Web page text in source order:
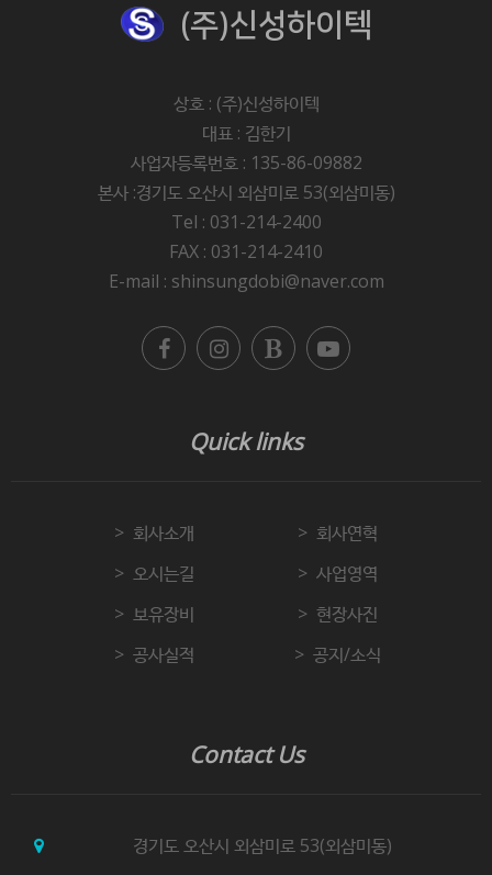
(주)신성하이텍
상호 : (주)신성하이텍
대표 : 김한기
사업자등록번호 : 135-86-09882
본사 :경기도 오산시 외삼미로 53(외삼미동)
Tel : 031-214-2400
FAX : 031-214-2410
E-mail : shinsungdobi@naver.com
Quick links
회사소개
회사연혁
오시는길
사업영역
보유장비
현장사진
공사실적
공지/소식
Contact Us
경기도 오산시 외삼미로 53(외삼미동)